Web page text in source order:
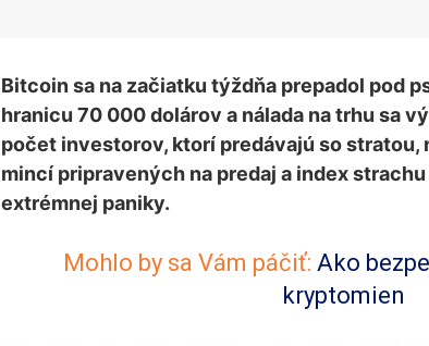
Bitcoin sa na začiatku týždňa prepadol pod
hranicu 70 000 dolárov a nálada na trhu sa
počet investorov, ktorí predávajú so stratou,
mincí pripravených na predaj a index
extrémnej paniky.
Mohlo by sa Vám páčiť: Ako
kryptomien